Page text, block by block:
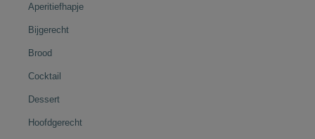
Aperitiefhapje
Bijgerecht
Brood
Cocktail
Dessert
Hoofdgerecht